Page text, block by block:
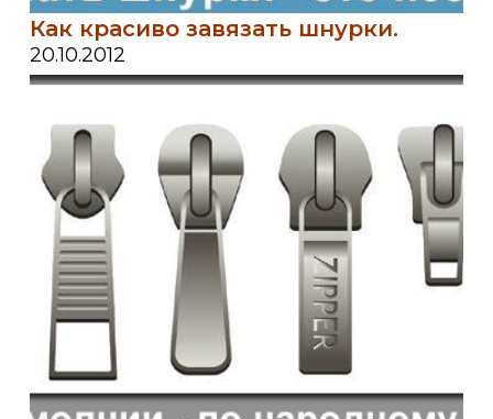
Как красиво завязать шнурки.
20.10.2012